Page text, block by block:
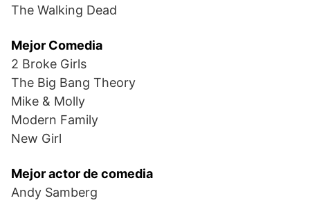
The Walking Dead
Mejor Comedia
2 Broke Girls
The Big Bang Theory
Mike & Molly
Modern Family
New Girl
Mejor actor de comedia
Andy Samberg